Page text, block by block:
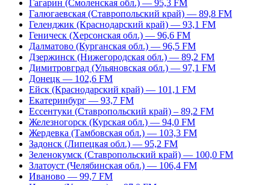
Гагарин (Смоленская обл.) — 95,3 FM
Галюгаевская (Ставропольский край) — 89,8 FM
Геленджик (Краснодарский край) — 93,1 FM
Геническ (Херсонская обл.) — 96,6 FM
Далматово (Курганская обл.) — 96,5 FM
Дзержинск (Нижегородская обл.) — 89,2 FM
Димитровград (Ульяновская обл.) — 97,1 FM
Донецк — 102,6 FM
Ейск (Краснодарский край) — 101,1 FM
Екатеринбург — 93,7 FM
Ессентуки (Ставропольский край) – 89,2 FM
Железногорск (Курская обл.) — 94,0 FM
Жердевка (Тамбовская обл.) — 103,3 FM
Задонск (Липецкая обл.) — 95,2 FM
Зеленокумск (Ставропольский край) — 100,0 FM
Златоуст (Челябинская обл.) — 106,4 FM
Иваново — 99,7 FM